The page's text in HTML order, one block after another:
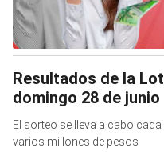
Resultados de la
domingo 28 de junio
El sorteo se lleva a cabo
varios millones de pesos